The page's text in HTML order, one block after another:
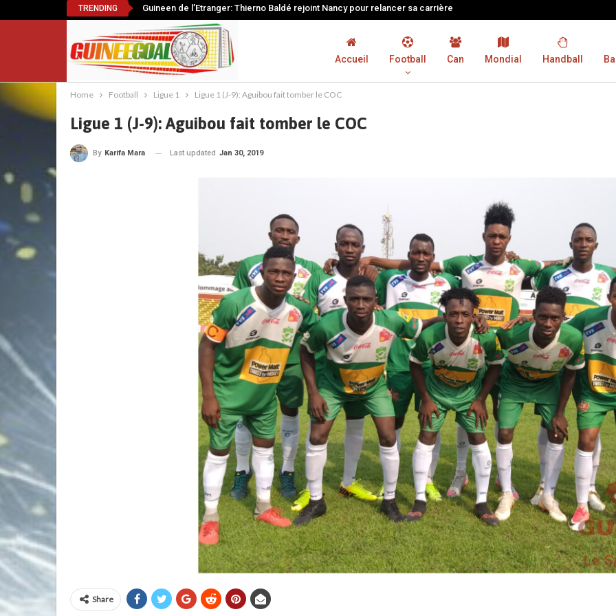
TRENDING Guineen de l’Etranger: Thierno Baldé rejoint Nancy pour relancer sa carrière
Accueil Football Can Mondial Handball
Home Football Ligue 1 Ligue 1 (J-9): Aguibou fait tomber le COC
Ligue 1 (J-9): Aguibou fait tomber le COC
By Karifa Mara Last updated Jan 30, 2019
Share